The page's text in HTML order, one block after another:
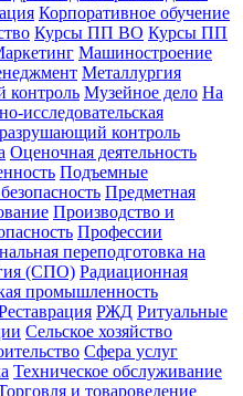
Корпоративное обучение
Курсы ПП ВО Курсы ПП
Машиностроение
Металлургия
контроль Музейное дело На
исследовательская
контроль
Оценочная деятельность
Подъемные
Предметная
Производство и
Профессии
переподготовка на
(СПО) Радиационная
промышленность
РЖД Ритуальные
Сельское хозяйство
Сфера услуг
Техническое обслуживание
и товароведение